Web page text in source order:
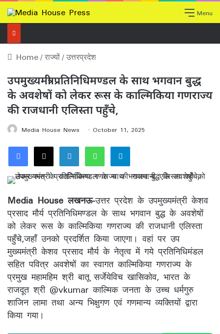
Menu
Home/राज्यों/उत्तरप्रदेश
उपमुख्यमंत्री प्रतिनिधिमण्डल के साथ भगवान बुद्ध
के अवशेषों को लेकर रूस के काल्मिकिया गणराज्य
की राजधानी एलिस्ता पहुँचे,
Media House News October 11, 2025
Facebook
X LinkedInWhatsAppTelegram
Media House लखनऊ-उत्तर प्रदेश के उपमुख्यमंत्री केशव
प्रसाद मौर्य प्रतिनिधिमण्डल के साथ भगवान बुद्ध के अवशेषों
को लेकर रूस के काल्मिकिया गणराज्य की राजधानी एलिस्ता
पहुँचे,जहाँ उनको प्रदर्शित किया जाएगा। वहां पर उप
मुख्यमंत्री केशव प्रसाद मौर्य के नेतृत्व में गये प्रतिनिधिमंडल
सहित पवित्र अवशेषों का स्वागत काल्मिकिया गणराज्य के
प्रमुख महामहिम श्री बातू सर्जेयेविच खासिकोव, भारत के
राजदूत श्री @vkumar काल्मिक जनता के उच्च धर्मगुरु
शाजिन लामा तथा अन्य भिक्षुगण एवं गणमान्य व्यक्तियों द्वारा
किया गया।